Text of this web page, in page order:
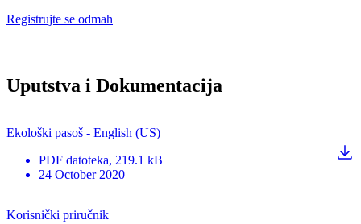
Registrujte se odmah
Uputstva i Dokumentacija
Ekološki pasoš - English (US)
PDF datoteka, 219.1 kB
24 October 2020
Korisnički priručnik